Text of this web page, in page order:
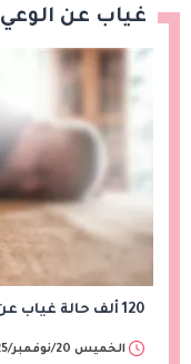
غياب عن الوعي
120 ألف حالة غياب عن الوعي خلال عام في السعودية
الخميس 20/نوفمبر/2025 - 10:30 م